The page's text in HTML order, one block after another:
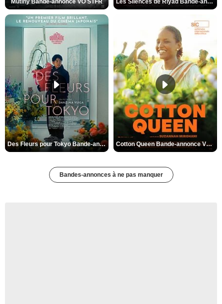
Mutiny Bande-annonce VO STFR Les Silences de Riyad Bande-annonce VO STFR
Des Fleurs pour Tokyo Bande-annonce VO STFR Cotton Queen Bande-annonce VO STFR
Bandes-annonces à ne pas manquer